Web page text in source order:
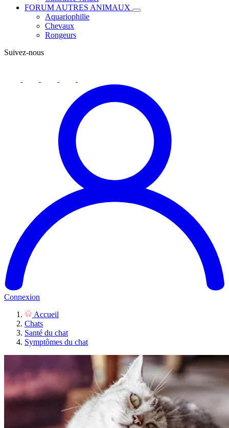
FORUM AUTRES ANIMAUX
Aquariophilie
Chevaux
Rongeurs
Suivez-nous
Connexion
Accueil
Chats
Santé du chat
Symptômes du chat